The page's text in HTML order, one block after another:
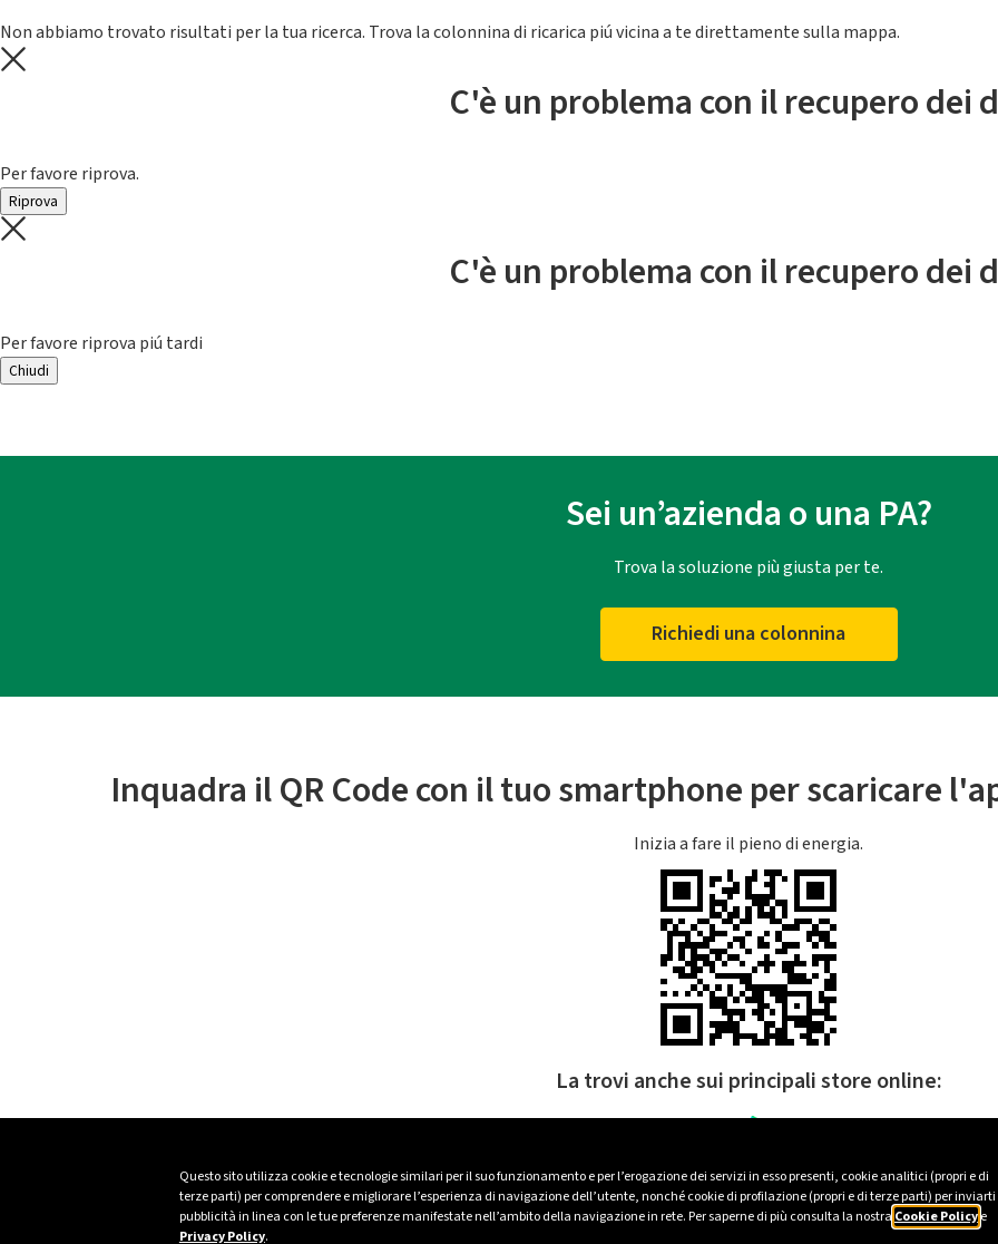
Questo sito utilizza cookie e tecnologie similari per il suo funzionamento e per l’erogazione dei servizi in esso presenti, cookie analitici (propri e di
terze parti) per comprendere e migliorare l’esperienza di navigazione dell’utente, nonché cookie di profilazione (propri e di terze parti) per inviarti
pubblicità in linea con le tue preferenze manifestate nell’ambito della navigazione in rete. Per saperne di più consulta la nostra Cookie Policye
Privacy Policy.
Non abbiamo trovato risultati per la tua ricerca. Trova la colonnina di ricarica piú vicina a te direttamente sulla mappa.
C'è un problema con il recupero dei
Per favore riprova.
Riprova
C'è un problema con il recupero dei
Per favore riprova piú tardi
Chiudi
Sei un’azienda o una PA?
Trova la soluzione più giusta per te.
Richiedi una colonnina
Inquadra il QR Code con il tuo smartphone per scaricare
Inizia a fare il pieno di energia.
La trovi anche sui principali store online: